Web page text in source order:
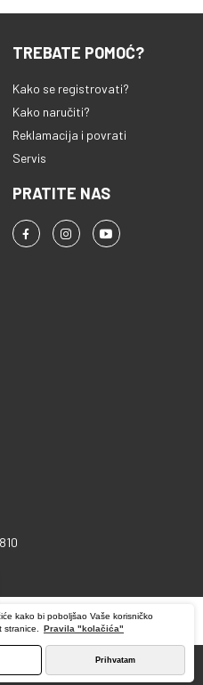
kako bi poboljšao Vaše korisničko
stranice.
Pravila "kolačića"
Prihvatam
TREBATE POMOĆ?
Kako se registrovati?
Kako naručiti?
Reklamacija i povrati
Servis
PRATITE NAS
d.o.o. Sva prava pridržana.